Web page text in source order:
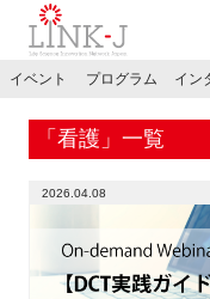
特別会員専用メニュー
イベント プログラム イン
「看護」一覧
2026.04.08